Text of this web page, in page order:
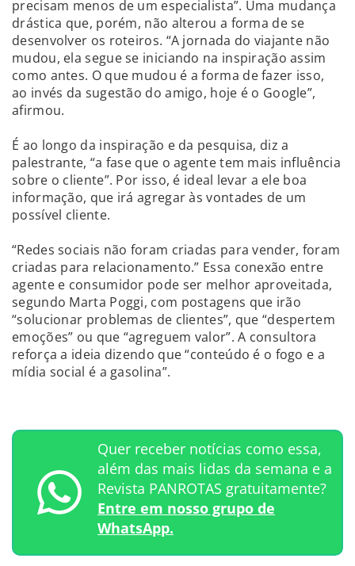
precisam menos de um especialista”. Uma mudança
drástica que, porém, não alterou a forma de se
desenvolver os roteiros. “A jornada do viajante não
mudou, ela segue se iniciando na inspiração assim
como antes. O que mudou é a forma de fazer isso,
ao invés da sugestão do amigo, hoje é o Google”,
afirmou.
É ao longo da inspiração e da pesquisa, diz a
palestrante, “a fase que o agente tem mais influência
sobre o cliente”. Por isso, é ideal levar a ele boa
informação, que irá agregar às vontades de um
possível cliente.
“Redes sociais não foram criadas para vender, foram
criadas para relacionamento.” Essa conexão entre
agente e consumidor pode ser melhor aproveitada,
segundo Marta Poggi, com postagens que irão
“solucionar problemas de clientes”, que “despertem
emoções” ou que “agreguem valor”. A consultora
reforça a ideia dizendo que “conteúdo é o fogo e a
mídia social é a gasolina”.
Quer receber notícias como essa,
além das mais lidas da semana e a
Revista PANROTAS gratuitamente?
Entre em nosso grupo de
WhatsApp.